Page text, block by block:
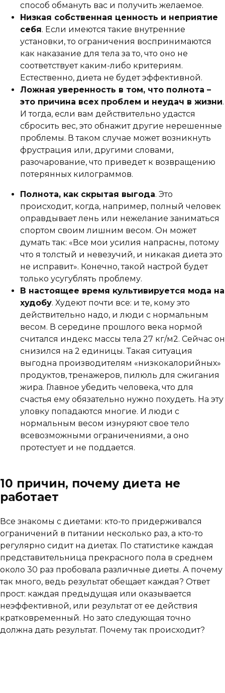
способ обмануть вас и получить желаемое.
Низкая собственная ценность и неприятие
себя. Если имеются такие внутренние
установки, то ограничения воспринимаются
как наказание для тела за то, что оно не
соответствует каким-либо критериям.
Естественно, диета не будет эффективной.
Ложная уверенность в том, что полнота –
это причина всех проблем и неудач в жизни.
И тогда, если вам действительно удастся
сбросить вес, это обнажит другие нерешенные
проблемы. В таком случае может возникнуть
фрустрация или, другими словами,
разочарование, что приведет к возвращению
потерянных килограммов.
Полнота, как скрытая выгода. Это
происходит, когда, например, полный человек
оправдывает лень или нежелание заниматься
спортом своим лишним весом. Он может
думать так: «Все мои усилия напрасны, потому
что я толстый и невезучий, и никакая диета это
не исправит». Конечно, такой настрой будет
только усугублять проблему.
В настоящее время культивируется мода на
худобу. Худеют почти все: и те, кому это
действительно надо, и люди с нормальным
весом. В середине прошлого века нормой
считался индекс массы тела 27 кг/м2. Сейчас он
снизился на 2 единицы. Такая ситуация
выгодна производителям «низкокалорийных»
продуктов, тренажеров, пилюль для сжигания
жира. Главное убедить человека, что для
счастья ему обязательно нужно похудеть. На эту
уловку попадаются многие. И люди с
нормальным весом изнуряют свое тело
всевозможными ограничениями, а оно
протестует и не поддается.
10 причин, почему диета не
работает
Все знакомы с диетами: кто-то придерживался
ограничений в питании несколько раз, а кто-то
регулярно сидит на диетах. По статистике каждая
представительница прекрасного пола в среднем
около 30 раз пробовала различные диеты. А почему
так много, ведь результат обещает каждая? Ответ
прост: каждая предыдущая или оказывается
неэффективной, или результат от ее действия
кратковременный. Но зато следующая точно
должна дать результат. Почему так происходит?